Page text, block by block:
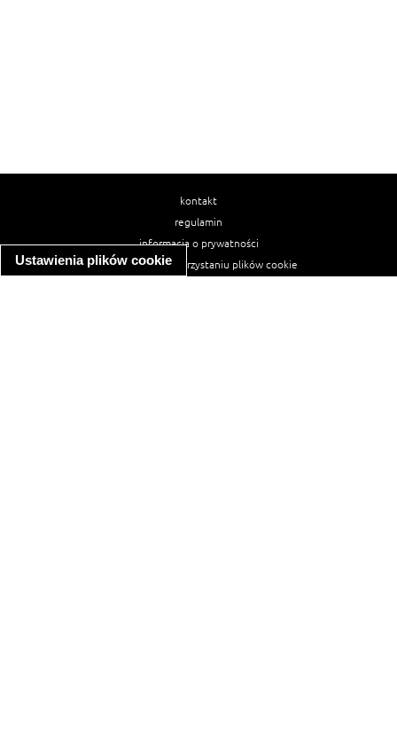
Ustawienia plików cookie
kontakt
regulamin
informacja o prywatności
informacja o wykorzystaniu plików cookie